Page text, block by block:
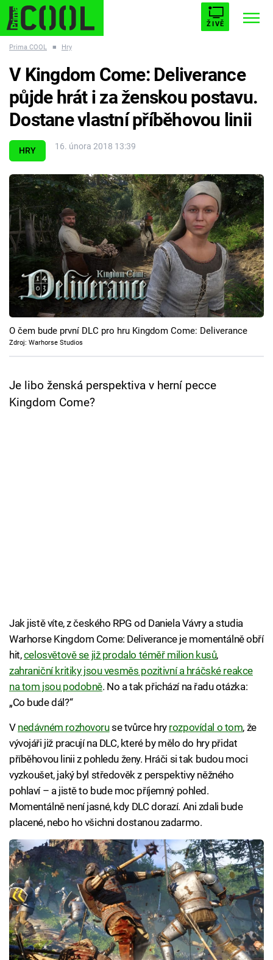
ŽIVĚ
ESCAPE PLNEJ KOTEL AVENGERS 5
Témata
Filmy
Seriály
Hry
Cool Esport
Pořady
TV Program
Přihlášení
Prima COOL ■ Hry
HRY 16. února 2018 13:39
V Kingdom Come: Deliverance
půjde hrát i za ženskou postavu.
Dostane vlastní příběhovou linii
O čem bude první DLC pro hru Kingdom Come: Deliverance
Zdroj: Warhorse Studios
Je libo ženská perspektiva v herní pecce
Kingdom Come?
Jak jistě víte, z českého RPG od Daniela Vávry a studia
Warhorse Kingdom Come: Deliverance je momentálně obří
hit,celosvětově se již prodalo téměř milion kusů,
zahraniční kritiky jsou vesměs pozitivní a hráčské reakce
na tom jsou podobně. No a tak přichází na řadu otázka:
„Co bude dál?“
V nedávném rozhovoruse tvůrce hry rozpovídal o tom, že
vývojáři již pracují na DLC, které by mělo do hry přidat
příběhovou linii z pohledu ženy. Hráči si tak budou moci
vyzkoušet, jaký byl středověk z perspektivy něžného
pohlaví – a jistě to bude moc příjemný pohled.
Momentálně není jasné, kdy DLC dorazí. Ani zdali bude
placené, nebo ho všichni dostanou zadarmo.